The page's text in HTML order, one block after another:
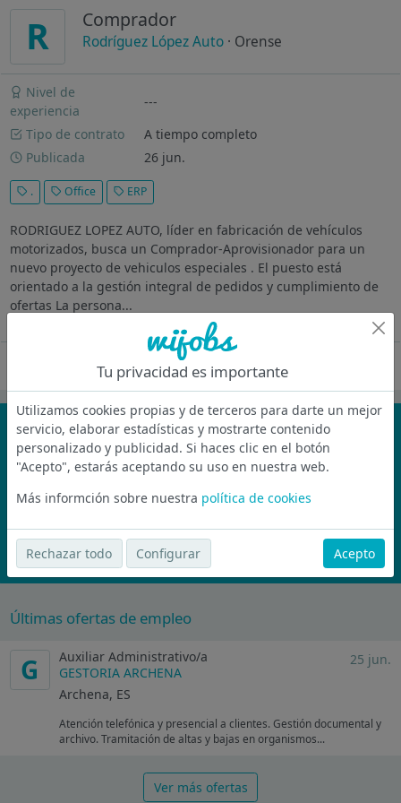
R Comprador
Rodríguez López Auto · Orense
Nivel de
experiencia
---
Tipo de contrato
A tiempo completo
Publicada
26 jun.
. Office ERP
RODRIGUEZ LOPEZ AUTO, líder en fabricación de vehículos
motorizados, busca un Comprador-Aprovisionador para un
nuevo proyecto de vehiculos especiales . El puesto está
orientado a la gestión integral de pedidos y cumplimiento de
ofertas La persona...
Oferta desactivada
¡No te pierdas nada!
Únete a la comunidad de wijobs y recibe por email las mejores
ofertas de empleo
Suscríbete Ahora
Últimas ofertas de empleo
G Auxiliar Administrativo/a
25 jun.
GESTORIA ARCHENA
Archena, ES
Atención telefónica y presencial a clientes. Gestión documental y
archivo. Tramitación de altas y bajas en organismos...
Ver más ofertas
Tu privacidad es importante
Utilizamos cookies propias y de terceros para darte un mejor
servicio, elaborar estadísticas y mostrarte contenido
personalizado y publicidad. Si haces clic en el botón
"Acepto", estarás aceptando su uso en nuestra web.
Más informción sobre nuestra política de cookies
Rechazar todo Configurar Acepto